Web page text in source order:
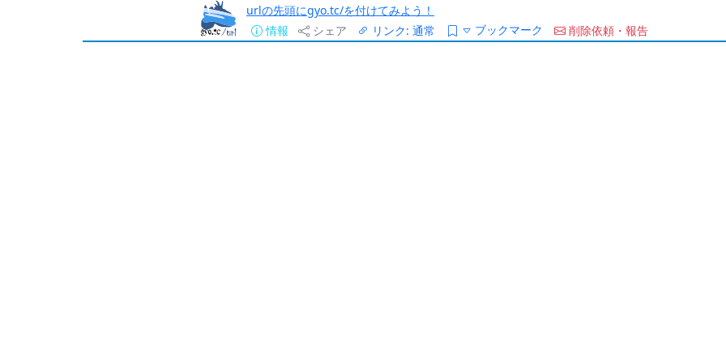
urlの先頭にgyo.tc/を付けてみよう！
情報
シェア リンク: 通常 ブックマーク 削除依頼・報告